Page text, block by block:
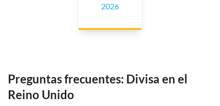
2026
Preguntas frecuentes: Divisa en el
Reino Unido